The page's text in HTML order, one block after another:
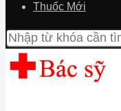
Thuốc Mới